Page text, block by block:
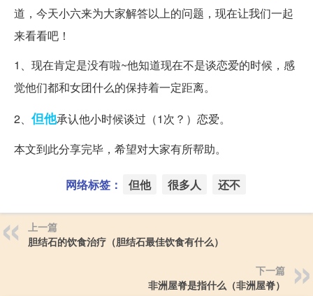
道，今天小六来为大家解答以上的问题，现在让我们一起
来看看吧！
1、现在肯定是没有啦~他知道现在不是谈恋爱的时候，感
觉他们都和女团什么的保持着一定距离。
2、 但他承认他小时候谈过（1次？）恋爱。
本文到此分享完毕，希望对大家有所帮助。
网络标签： 但他 很多人 还不
上一篇
胆结石的饮食治疗（胆结石最佳饮食有什么）
下一篇
非洲屋脊是指什么（非洲屋脊）